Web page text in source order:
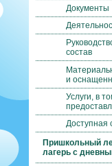
Документы
состав
и
Услуги, в
Доступная
Пришкольный
лагерь с